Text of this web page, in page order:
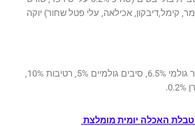
קימל,דיבקון, אכילאה, עלי פטל שחור) יוקה
האכלה יומית מומלצת